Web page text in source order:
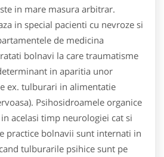
in mare masura arbitrar.
in special pacienti cu nevroze si
de medicina
bolnavi la care traumatisme
in aparitia unor
ex. tulburari in alimentatie
Psihosidroamele organice
acelasi timp neurologiei cat si
practice bolnavii sunt internati in
tulburarile psihice sunt pe